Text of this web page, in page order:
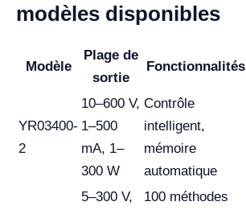
modèles disponibles
Modèle
Plage de
sortie
Fonctionnalités
YR03400-
2
10–600 V,
1–500
mA, 1–
300 W
Contrôle
intelligent,
mémoire
automatique
5–300 V,
100 méthodes